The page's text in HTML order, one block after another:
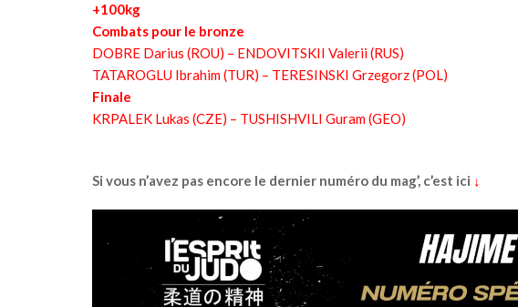
+100kg
Combats pour le bronze
DOBRE Darius (ROU) – ENDOVITSKII Valerii (RUS)
TATAROGLU Ibrahim (TUR) – TERESINSKI Grzegorz (POL)
Finale
KRPALEK Lukas (CZE) – TUSHISHVILI Guram (GEO)
Si vous n’avez pas encore le dernier numéro du mag’, c’est ici ↓